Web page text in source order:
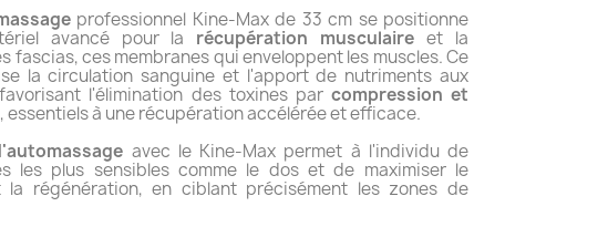
professionnel Kine-Max de 33 cm se positionne
avancé pour la récupération musculaire et la
fascias, ces membranes qui enveloppent les muscles. Ce
la circulation sanguine et l'apport de nutriments aux
l'élimination des toxines par compression et
, essentiels à une récupération accélérée et efficace.
avec le Kine-Max permet à l'individu de
les plus sensibles comme le dos et de maximiser le
la régénération, en ciblant précisément les zones de